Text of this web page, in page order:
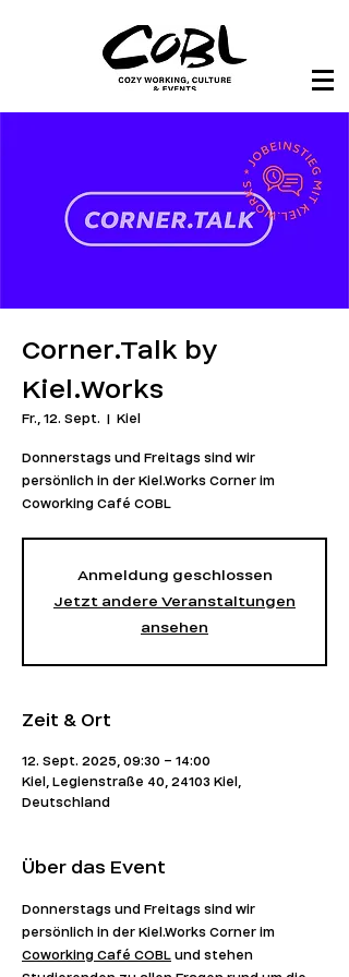
Corner.Talk by
Kiel.Works
Fr., 12. Sept.
  |
Kiel
Donnerstags und Freitags sind wir
persönlich in der Kiel.Works Corner im
Coworking Café COBL
Anmeldung geschlossen
Jetzt andere Veranstaltungen
ansehen
Zeit & Ort
12. Sept. 2025, 09:30 – 14:00
Kiel, Legienstraße 40, 24103 Kiel,
Deutschland
Über das Event
Donnerstags und Freitags sind wir
persönlich in der Kiel.Works Corner im
Coworking Café COBL und stehen